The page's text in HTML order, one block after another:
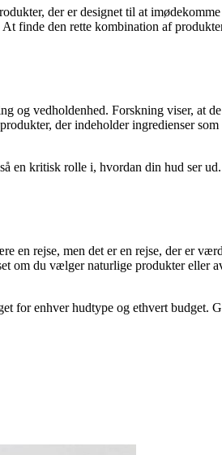
der er designet til at imødekomme
finde den rette kombination af
og vedholdenhed. Forskning viser, at
der indeholder ingredienser som
en kritisk rolle i, hvordan din hud ser
en rejse, men det er en rejse, der er
om du vælger naturlige produkter eller
for enhver hudtype og ethvert budget.